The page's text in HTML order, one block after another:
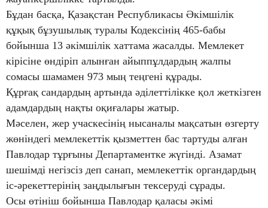
Бұдан басқа, Қазақстан Республикасы Әкімшілік
құқық бұзушылық туралы Кодексінің 465-бабы
бойынша 13 әкімшілік хаттама жасалды. Мемлекет
кірісіне өндіріп алынған айыппұлдардың жалпы
сомасы шамамен 973 мың теңгені құрады.
Құрғақ сандардың артында әділеттілікке қол жеткізген
адамдардың нақты оқиғалары жатыр.
Мәселен, жер учаскесінің нысаналы мақсатын өзгерту
жөніндегі мемлекеттік қызметтен бас тартуды алған
Павлодар тұрғыны Департаментке жүгінді. Азамат
шешімді негізсіз деп санап, мемлекеттік органдардың
іс-әрекеттерінің заңдылығын тексеруді сұрады.
Осы өтініш бойынша Павлодар қаласы әкімі